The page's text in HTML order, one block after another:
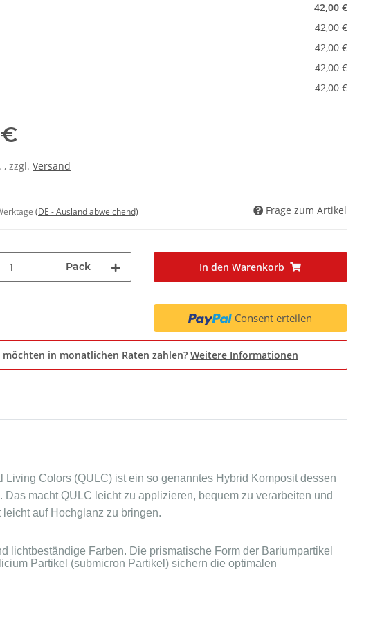
42,00 €
42,00 €
42,00 €
42,00 €
42,00 €
, zzgl. Versand
(DE - Ausland abweichend) Frage zum Artikel
Pack In den Warenkorb
Consent erteilen
möchten in monatlichen Raten zahlen? Weitere Informationen
Colors (QULC) ist ein so genanntes Hybrid Komposit dessen
macht QULC leicht zu applizieren, bequem zu verarbeiten und
auf Hochglanz zu bringen.
lichtbeständige Farben. Die prismatische Form der Bariumpartikel
Partikel (submicron Partikel) sichern die optimalen